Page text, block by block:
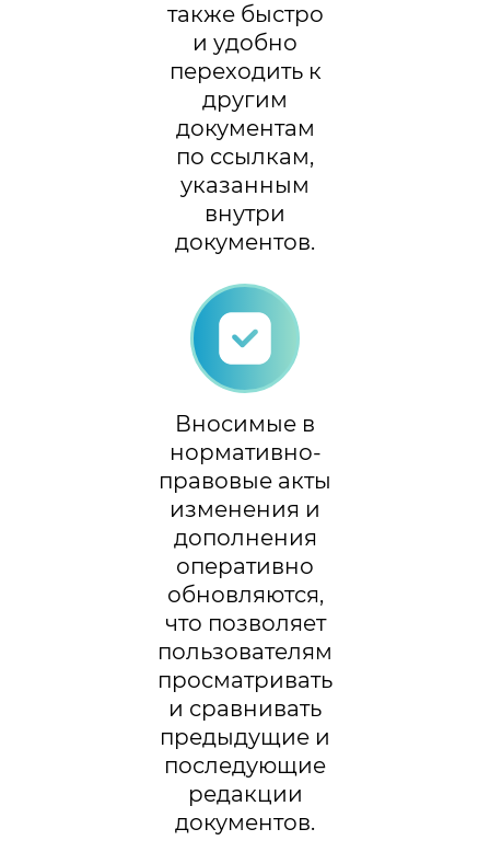
также быстро
и удобно
переходить к
другим
документам
по ссылкам,
указанным
внутри
документов.
Вносимые в
нормативно-
правовые акты
изменения и
дополнения
оперативно
обновляются,
что позволяет
пользователям
просматривать
и сравнивать
предыдущие и
последующие
редакции
документов.